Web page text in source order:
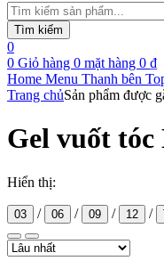
Tìm
kiếm
sản
phẩm
Tìm kiếm
0
0 Giỏ hàng 0 mặt hàng 0 ₫
Home Menu Thanh bên
Trang chủSản phẩm được
Gel vuốt tóc
Hiển thị:
03 / 06 / 09 / 12 /